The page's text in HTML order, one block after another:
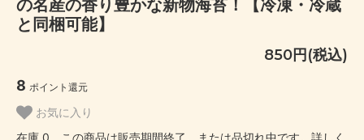
の名産の香り豊かな新物海苔！【冷凍・冷蔵
と同梱可能】
850円(税込)
8 ポイント還元
お気に入り